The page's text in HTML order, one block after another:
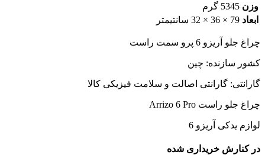
وزن 5345 گرم
ابعاد 79 × 36 × 32 سانتیمتر
چراغ جلو آریزو 6 پرو سمت راست
کشور سازنده: چین
گارانتی: گارانتی اصالت و سلامت فیزیکی کالا
چراغ جلو راست Arrizo 6 Pro
لوازم یدکی آریزو 6
در کنارش خریداری شده